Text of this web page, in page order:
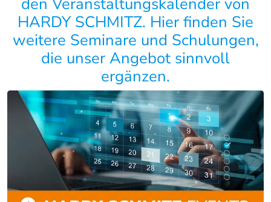
HARDY SCHMITZ. Hier finden Sie
weitere Seminare und Schulungen,
die unser Angebot sinnvoll
ergänzen.